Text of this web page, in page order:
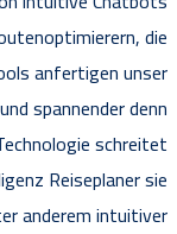
die
anfertigen unser
spannender denn
schreitet
Reiseplaner sie
anderem intuitiver.